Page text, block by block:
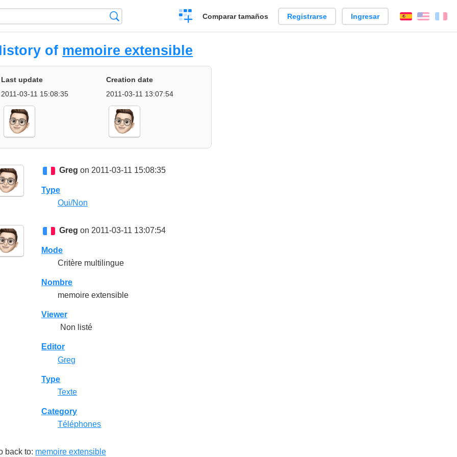
Crear
una
comparación
Comparar tamaños Registrarse Ingresar EspañolEnglish
of memoire extensible
Last update
2011-03-11 15:08:35
Creation date
2011-03-11 13:07:54
Greg on 2011-03-11 15:08:35
Type
Oui/Non
Greg on 2011-03-11 13:07:54
Mode
Critère multilingue
Nombre
memoire extensible
Viewer
Non listé
Editor
Greg
Type
Texte
Category
Téléphones
back to: memoire extensible